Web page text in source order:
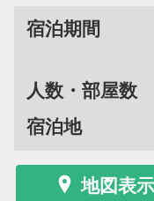
宿泊期間
人数・部屋数
宿泊地
地図表示